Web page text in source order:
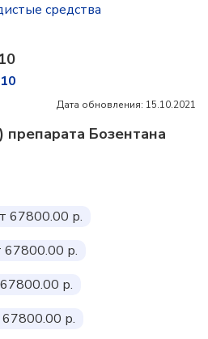
средства
Дата обновления: 15.10.2021
Бозентана
67800.00 р.
67800.00 р.
р.
67800.00 р.